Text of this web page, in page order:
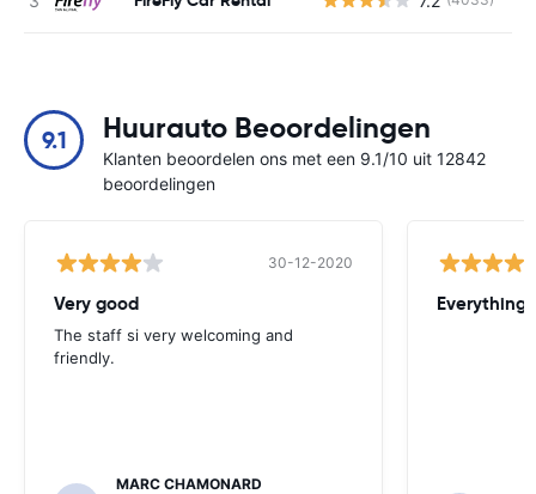
9.1 Huurauto Beoordelingen
Klanten beoordelen ons met een 9.1/10 uit 12842
beoordelingen
30-12-2020
Very good
The staff si very welcoming and
friendly.
MARC CHAMONARD
Everything